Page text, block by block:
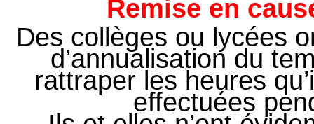
Remise en
Des collèges ou lycées
d’annualisation du
rattraper les heures
effectuées